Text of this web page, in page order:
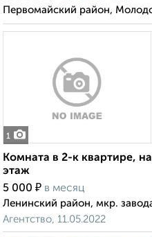
Первомайский район,
1
Комната в 2-к квартире,
этаж
5 000 ₽ в месяц
Ленинский район, мкр.
Агентство, 11.05.2022